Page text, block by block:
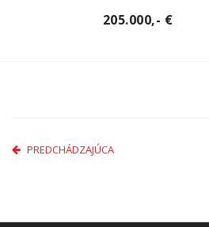
205.000,- €
PREDCHÁDZAJÚCA